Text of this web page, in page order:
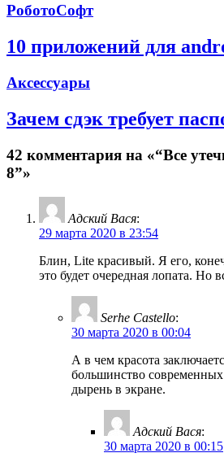
РоботоСофт
10 приложений для
Аксессуары
Зачем сдэк требует
42 комментария на «“Все
8”»
Адский Вася:
29 марта 2020 в 23:54
Блин, Lite красивый. Я его,
это будет очередная лопата. Но
Serhe Castello:
30 марта 2020 в 00:04
А в чем красота
большинство
дырень в экране.
Адский Вася:
30 марта 2020 в 00:15